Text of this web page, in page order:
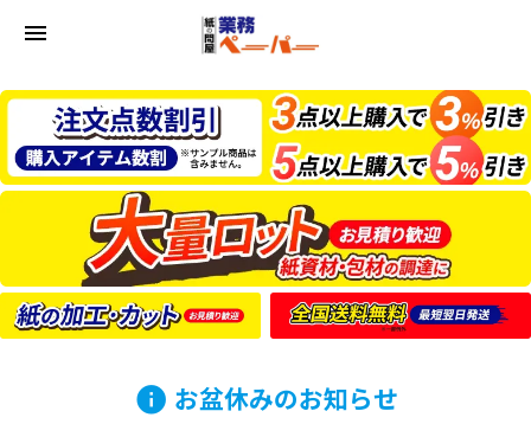
menu
info お盆休みのお知らせ